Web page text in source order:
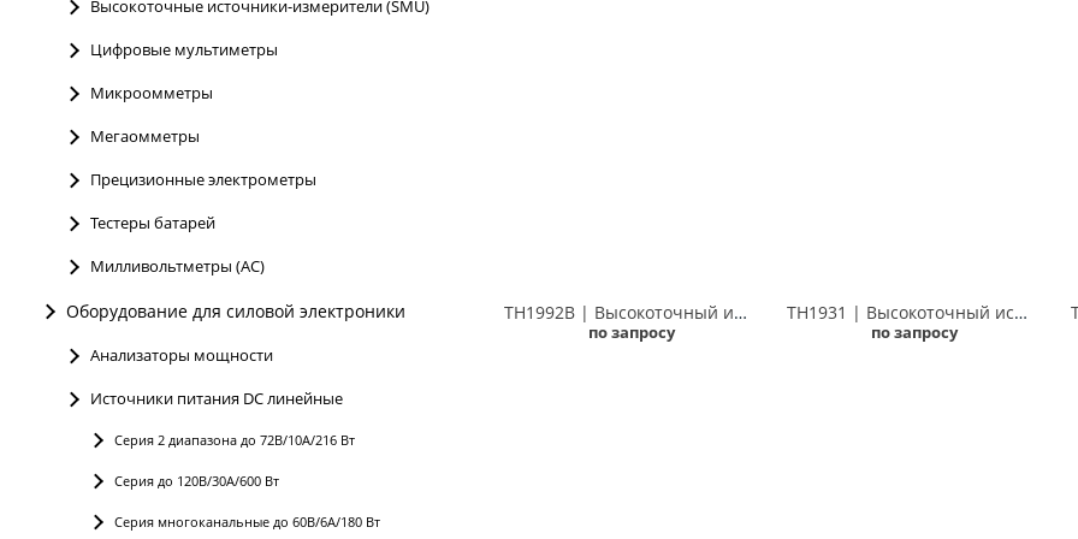
Высокоточные источники-измерители (SMU)
Цифровые мультиметры
Микроомметры
Мегаомметры
Прецизионные электрометры
Тестеры батарей
Милливольтметры (AC)
Оборудование для силовой электроники
Анализаторы мощности
Источники питания DC линейные
Серия 2 диапазона до 72В/10А/216 Вт
Серия до 120В/30А/600 Вт
Серия многоканальные до 60В/6А/180 Вт
TH1992B | Высокоточный источник-измеритель питания, 2 канала, 200мВ-200В, 100нА-3А Techmize TH1992B (Tonghui TH1992B)
по запросу
TH1931 | Высокоточный источник-измеритель (SMU), 1 канал, 200 В/3 А (10 А имп.) Techmize TH1931 (Tonghui TH1931)
по запросу